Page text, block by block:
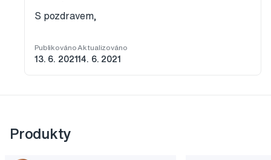
S pozdravem,
Publikováno
13. 6. 2021
Aktualizováno
14. 6. 2021
Produkty